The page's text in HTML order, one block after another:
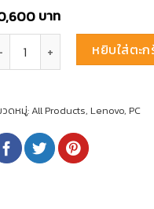
บาท
ำนวน Lenovo ThinkCentre
หยิบใส่ตะก
ดหมู่:All Products, Lenovo, PC